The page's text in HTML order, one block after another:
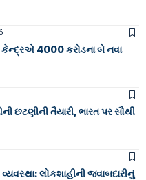
કેન્દ્રએ 4000 કરોડના બે નવા
છટણીની તૈયારી, ભારત પર સૌથી
લોકશાહીની જવાબદારીનું